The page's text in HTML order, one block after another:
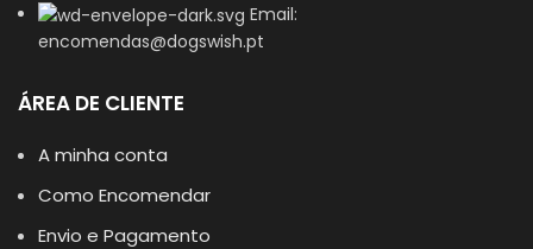
Email:
encomendas@dogswish.pt
ÁREA DE CLIENTE
A minha conta
Como Encomendar
Envio e Pagamento